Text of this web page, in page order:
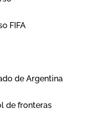
FIFA
de Argentina
de fronteras